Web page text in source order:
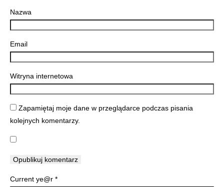
Nazwa
Email
Witryna internetowa
Zapamiętaj moje dane w przeglądarce podczas pisania
kolejnych komentarzy.
Current ye@r *